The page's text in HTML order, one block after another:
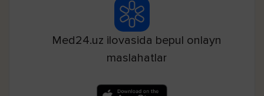
Med24.uz ilovasida bepul onlayn
maslahatlar